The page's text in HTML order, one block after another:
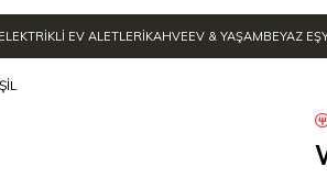
ELEKTRİKLİ EV ALETLERİKAHVEEV & YAŞAMBEYAZ